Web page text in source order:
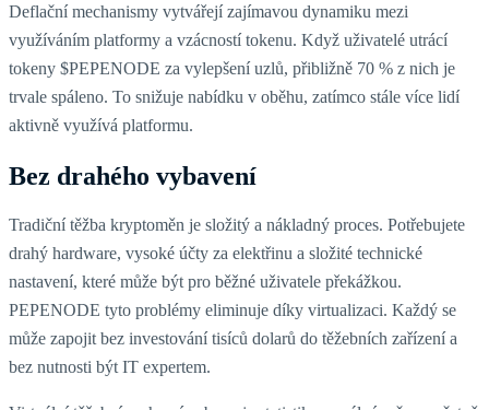
Deflační mechanismy vytvářejí zajímavou dynamiku mezi
využíváním platformy a vzácností tokenu. Když uživatelé utrácí
tokeny $PEPENODE za vylepšení uzlů, přibližně 70 % z nich je
trvale spáleno. To snižuje nabídku v oběhu, zatímco stále více lidí
aktivně využívá platformu.
Bez drahého vybavení
Tradiční těžba kryptoměn je složitý a nákladný proces. Potřebujete
drahý hardware, vysoké účty za elektřinu a složité technické
nastavení, které může být pro běžné uživatele překážkou.
PEPENODE tyto problémy eliminuje díky virtualizaci. Každý se
může zapojit bez investování tisíců dolarů do těžebních zařízení a
bez nutnosti být IT expertem.